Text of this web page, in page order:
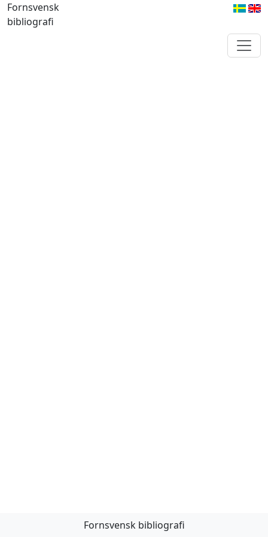
Fornsvensk
bibliografi
Fornsvensk bibliografi